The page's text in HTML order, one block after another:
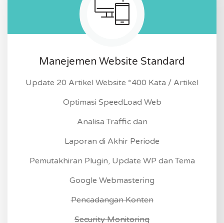
Manejemen Website Standard
Update 20 Artikel Website *400 Kata / Artikel
Optimasi SpeedLoad Web
Analisa Traffic dan
Laporan di Akhir Periode
Pemutakhiran Plugin, Update WP dan Tema
Google Webmastering
Pencadangan Konten
Security Monitoring